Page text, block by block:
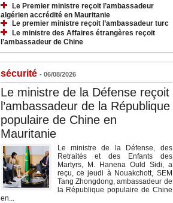
Le Premier ministre reçoit l’ambassadeur
algérien accrédité en Mauritanie
Le premier ministre reçoit l’ambassadeur turc
Le ministre des Affaires étrangères reçoit
l’ambassadeur de Chine
sécurité - 06/08/2026
Le ministre de la Défense reçoit
l’ambassadeur de la République
populaire de Chine en
Mauritanie
Le ministre de la Défense, des
Retraités et des Enfants des
Martyrs, M. Hanena Ould Sidi, a
reçu, ce jeudi à Nouakchott, SEM
Tang Zhongdong, ambassadeur de
la République populaire de Chine
en...